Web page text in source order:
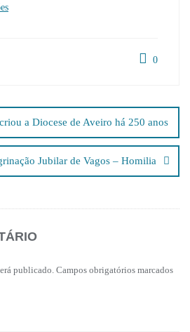
0
a Diocese de Aveiro há 250 anos
Jubilar de Vagos – Homilia
publicado. Campos obrigatórios marcados